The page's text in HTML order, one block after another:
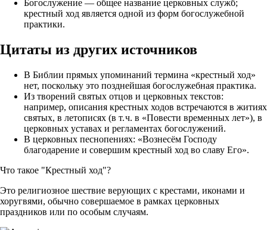
Богослужение — общее название церковных служб;
крестный ход является одной из форм богослужебной
практики.
Цитаты из других источников
В Библии прямых упоминаний термина «крестный ход»
нет, поскольку это позднейшая богослужебная практика.
Из творений святых отцов и церковных текстов:
например, описания крестных ходов встречаются в житиях
святых, в летописях (в т. ч. в «Повести временных лет»), в
церковных уставах и регламентах богослужений.
В церковных песнопениях: «Вознесём Господу
благодарение и совершим крестный ход во славу Его».
Что такое "Крестный ход"?
Это религиозное шествие верующих с крестами, иконами и
хоругвями, обычно совершаемое в рамках церковных
праздников или по особым случаям.